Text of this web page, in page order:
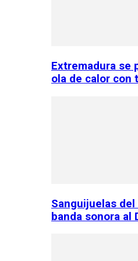
Extremadura se
ola de calor con
Sanguijuelas del
banda sonora al